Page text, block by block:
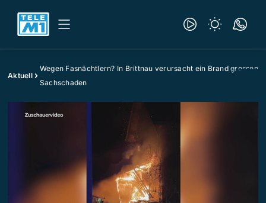
Aktuell
Wegen Fasnächtlern? In Brittnau verursacht ein Brand grossen
Sachschaden